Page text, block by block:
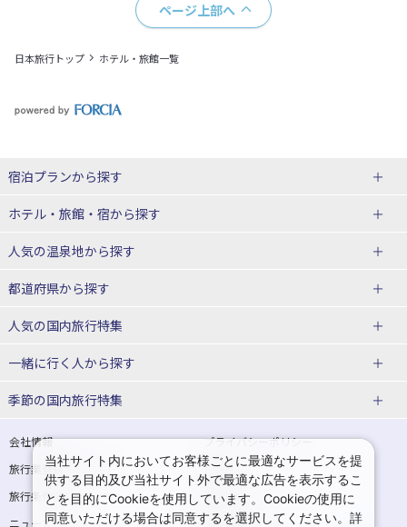
ページ上部へ
日本旅行トップ ホテル・旅館一覧
宿泊プランから探す
北海道
東北
青森県
宮城県
山形県
関東
埼玉県 千葉県
茨城県 栃木県
ホテル・旅館・宿から探す
北海道ホテル・旅館
青森県ホテル・旅館
宮城県ホテル・旅館
山形県ホテル・旅館
東京都ホテル・旅館 神奈川県ホテル・旅館
埼玉県ホテル・旅館 千葉県ホテル・旅館
人気の温泉地から探す
北海道
湯の川温泉(北海道)
十勝川温泉(北海道)
洞爺湖温泉(北海道)
層雲峡温泉(北海道)
東北
花巻温泉(岩手) 蔵王温泉(山形)
都道府県から探す
北海道旅行・ツアー
東北
青森旅行・ツアー 岩手旅行・ツアー
宮城旅行・ツアー 秋田旅行・ツアー
山形旅行・ツアー 福島旅行・ツアー
人気の国内旅行特集
東京ディズニーリゾート®への旅
ユニバーサル・スタジオ・ジャパ
一緒に行く人から探す
一人旅 国内版
カップル・夫婦旅行 国内版 女子旅 国内版
卒業旅行・学生旅行 国内版
季節の国内旅行特集
桜・お花見特集
ゴールデンウィーク（GW）の国内
旅行
夏休み・お盆の国内旅行 7月の国内旅行
会社情報
プライバシーポリシー
旅行業登録票・約款
規約集
旅行条件書
商標について
ニュースリリース
採用情報
当社サイト内においてお客様ごとに最適なサービスを提
供する目的及び当社サイト外で最適な広告を表示するこ
とを目的にCookieを使用しています。Cookieの使用に
同意いただける場合は同意するを選択してください。詳